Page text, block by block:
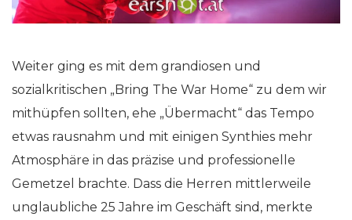
Weiter ging es mit dem grandiosen und
sozialkritischen „Bring The War Home“ zu dem wir
mithüpfen sollten, ehe „Übermacht“ das Tempo
etwas rausnahm und mit einigen Synthies mehr
Atmosphäre in das präzise und professionelle
Gemetzel brachte. Dass die Herren mittlerweile
unglaubliche 25 Jahre im Geschäft sind, merkte